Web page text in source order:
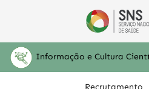
Informação e Cultura
Recrutamento